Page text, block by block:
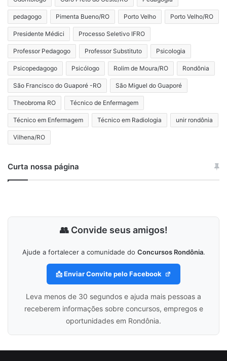
pedagogo Pimenta Bueno/RO Porto Velho Porto Velho/RO
Presidente Médici Processo Seletivo IFRO
Professor Pedagogo Professor Substituto Psicologia
Psicopedagogo Psicólogo Rolim de Moura/RO Rondônia
São Francisco do Guaporé -RO São Miguel do Guaporé
Theobroma RO Técnico de Enfermagem
Técnico em Enfermagem Técnico em Radiologia unir rondônia
Vilhena/RO
Curta nossa página
👥 Convide seus amigos!
Ajude a fortalecer a comunidade do Concursos Rondônia.
📩 Enviar Convite pelo Facebook
Leva menos de 30 segundos e ajuda mais pessoas a
receberem informações sobre concursos, empregos e
oportunidades em Rondônia.